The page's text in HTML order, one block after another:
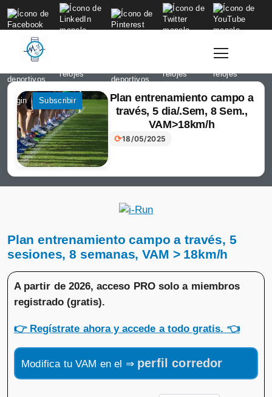
to
content
Login Subscribir
Plan entrenamiento campo a
través, 5 dia/.Sem, 8 Sem.,
VAM>18km/h
⟳18/05/2025
Plan entrenamiento campo a través, 5
sesiones, 8 semanas, VAM > 18km/h
A partir de 2026, acceso PRO solo a miembros
registrado (gratis).
👉 Regístrate ahora y accede a todo gratis. 👈
Modifica tu VAM en el ⇒ perfil corredor